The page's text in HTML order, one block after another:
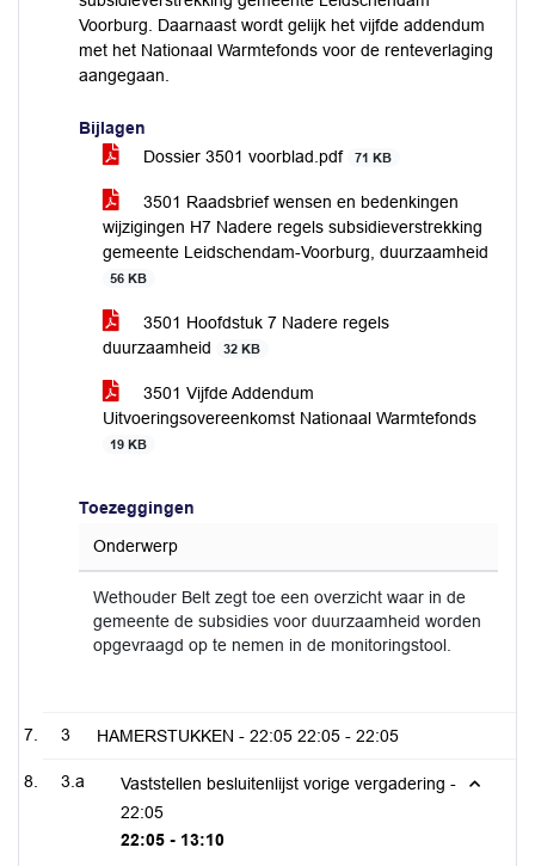
Voorburg. Daarnaast wordt gelijk het vijfde addendum
met het Nationaal Warmtefonds voor de renteverlaging
aangegaan.
Bijlagen
Dossier 3501 voorblad.pdf
71 KB
3501 Raadsbrief wensen en bedenkingen
wijzigingen H7 Nadere regels subsidieverstrekking
gemeente Leidschendam-Voorburg, duurzaamheid
56 KB
3501 Hoofdstuk 7 Nadere regels
duurzaamheid
32 KB
3501 Vijfde Addendum
Uitvoeringsovereenkomst Nationaal Warmtefonds
19 KB
Toezeggingen
Onderwerp
Wethouder Belt zegt toe een overzicht waar in de
gemeente de subsidies voor duurzaamheid worden
opgevraagd op te nemen in de monitoringstool.
3 HAMERSTUKKEN - 22:05 22:05 - 22:05
3.a
Vaststellen besluitenlijst vorige vergadering -
22:05
22:05 - 13:10